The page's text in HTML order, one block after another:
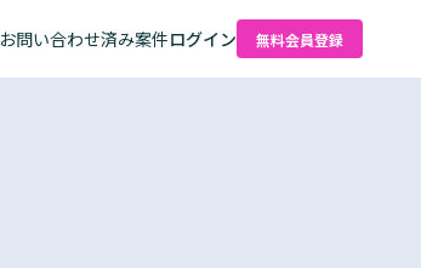
お問い合わせ済み案件ログイン 無料会員登録